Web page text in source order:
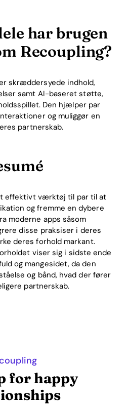
har brugen
Recoupling?
skræddersyede indhold,
samt AI-baseret støtte,
Den hjælper par
og muliggør en
partnerskab.
effektivt værktøj til par til at
og fremme en dybere
moderne apps såsom
disse praksiser i deres
deres forhold markant.
viser sig i sidste ende
og mangesidet, da den
og bånd, hvad der fører
partnerskab.
for happy